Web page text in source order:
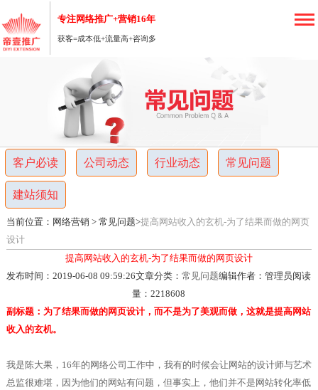
网
络
营
销
推
广
专注网络推广+营销16年
获客=成本低+流量高+咨询多
客户必读 公司动态 行业动态 常见问题
建站须知
当前位置： 网络营销 > 常见问题>提高网站收入的玄机-为了结果而做的网页
设计
提高网站收入的玄机-为了结果而做的网页设计
发布时间：2019-06-08 09:59:26文章分类：常见问题编辑作者：管理员阅读
量：2218608
副标题：为了结果而做的网页设计，而不是为了美观而做，这就是提高网站
收入的玄机。
我是陈大果，16年的网络公司工作中，我有的时候会让网站的设计师与艺术
总监很难堪，因为他们的网站有问题，但事实上，他们并不是网站转化率低